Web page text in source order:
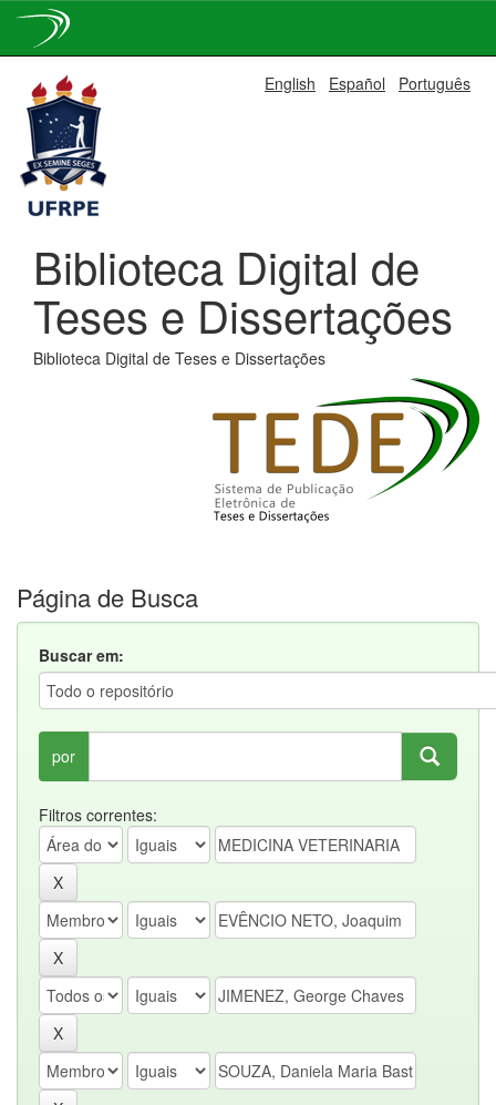
navigation
English Español Português
Biblioteca Digital de
Teses e Dissertações
Biblioteca Digital de Teses e Dissertações
Página de Busca
Buscar em:
por
Filtros correntes: